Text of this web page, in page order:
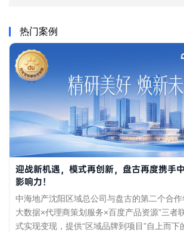
热门案例
迎战新机遇，模式再创新，盘古再度携手
影响力！
中海地产沈阳区域总公司与盘古的第二个合作
大数据×代理商策划服务×百度产品资源”三者
式实现变现，提供“区域品牌到项目”自上而下